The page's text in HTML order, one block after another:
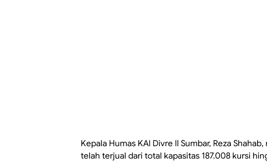
Kepala Humas KAI Divre II Sumbar, Reza
telah terjual dari total kapasitas 187.008 kursi